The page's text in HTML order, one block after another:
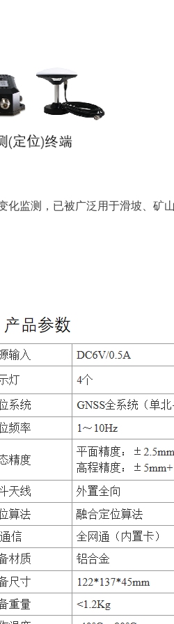
监测，已被广泛用于滑坡、